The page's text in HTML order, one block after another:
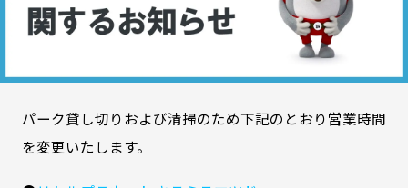
パーク貸し切りおよび清掃のため下記のとおり営業時間
を変更いたします。